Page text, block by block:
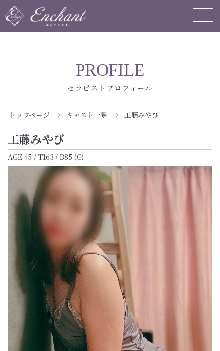
セラピストプロフィール
PROFILE
トップページ > キャスト一覧 > 工藤みやび
工藤みやび
AGE 45 / T163 / B85 (C)